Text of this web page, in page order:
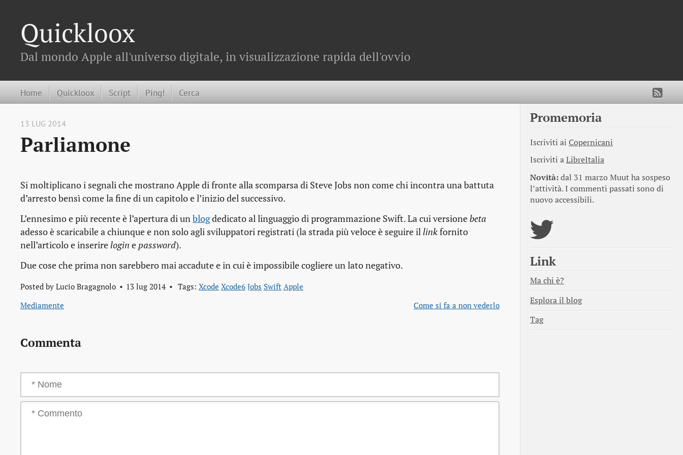
Quickloox
Dal mondo Apple all'universo digitale, in visualizzazione rapida dell'ovvio
Home Quickloox Script Ping! Cerca
13 LUG 2014
Parliamone
Si moltiplicano i segnali che mostrano Apple di fronte alla scomparsa di Steve Jobs non come chi incontra una battuta
d’arresto bensì come la fine di un capitolo e l’inizio del successivo.
L’ennesimo e più recente è l’apertura di unblogdedicato al linguaggio di programmazione Swift. La cui versionebeta
adesso è scaricabile a chiunque e non solo agli sviluppatori registrati (la strada più veloce è seguire illinkfornito
nell’articolo e inserirelogin e password).
Due cose che prima non sarebbero mai accadute e in cui è impossibile cogliere un lato negativo.
Posted by Lucio Bragagnolo 13 lug 2014 Tags: Xcode Xcode6 Jobs Swift Apple
Mediamente
Come si fa a non vederlo
Commenta
Promemoria
Iscriviti ai Copernicani
Iscriviti aLibreItalia
Novità:dal 31 marzo Muut ha sospeso
l’attività. I commenti passati sono di
nuovo accessibili.
Link
Ma chi è?
Esplora il blog
Tag